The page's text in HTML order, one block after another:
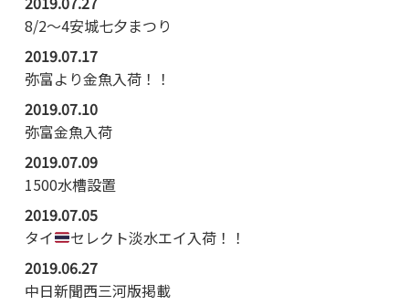
8/2〜4安城七夕まつり
2019.07.17
弥富より金魚入荷！！
2019.07.10
弥富金魚入荷
2019.07.09
1500水槽設置
2019.07.05
タイ
セレクト淡水エイ入荷！！
2019.06.27
中日新聞西三河版掲載